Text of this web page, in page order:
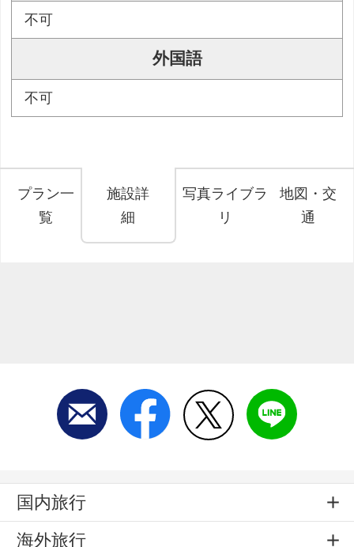
不可
外国語
不可
プラン一
覧
施設詳
細
写真ライブラ
リ
地図・交
通
国内旅行
海外旅行